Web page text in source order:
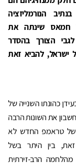
הנורמליזציה
חמאס שינתה את
הצורך בהסדר
ישראל, להביא זאת
כהונתו השנייה של
את השונות הרבה
טראמפ החדש לא
בין היתר בשל
הרב-זירתית